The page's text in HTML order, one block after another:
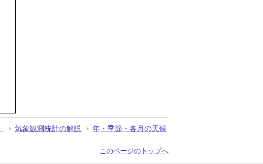
気象観測統計の解説 年・季節・各月の天候
このページのトップへ